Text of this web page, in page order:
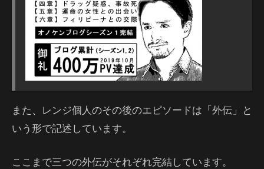
また、レンジ個人のその後のエピソードは「外伝」と
いう形で記述しています。
ここまで三つの外伝がそれぞれ完結しています。